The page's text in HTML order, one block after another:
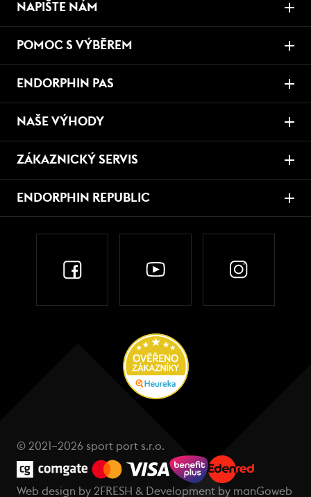
NAPIŠTE NÁM
POMOC S VÝBĚREM
ENDORPHIN PAS
NAŠE VÝHODY
ZÁKAZNICKÝ SERVIS
ENDORPHIN REPUBLIC
© 2021–2026 sport port s.r.o.
Web design by 2FRESH & Development by manGoweb